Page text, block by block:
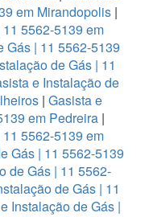
em Mirandopolis|
5562-5139 em
Gás | 11 5562-5139
de Gás | 11
e Instalação de
| Gasista e
em Pedreira |
5562-5139 em
Gás | 11 5562-5139
de Gás | 11 5562-
de Gás | 11
Instalação de Gás |